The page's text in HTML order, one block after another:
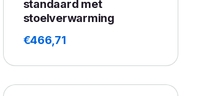
standaard met
stoelverwarming
€466,71